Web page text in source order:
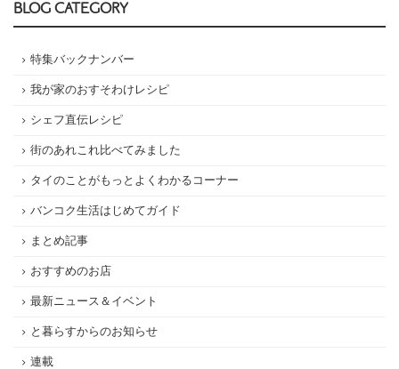
BLOG CATEGORY
特集バックナンバー
我が家のおすそわけレシピ
シェフ直伝レシピ
街のあれこれ比べてみました
タイのことがもっとよくわかるコーナー
バンコク生活はじめてガイド
まとめ記事
おすすめのお店
最新ニュース＆イベント
と暮らすからのお知らせ
連載